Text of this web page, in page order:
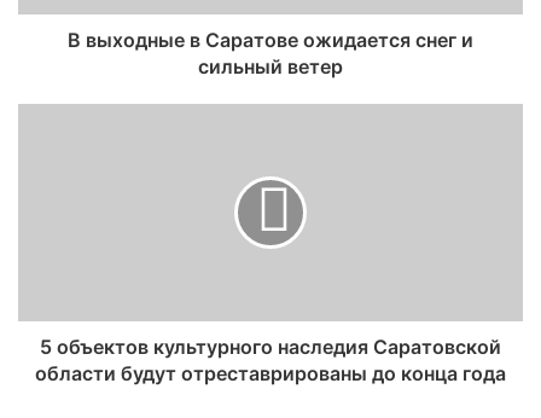
В выходные в Саратове ожидается снег и
сильный ветер
5 объектов культурного наследия Саратовской
области будут отреставрированы до конца года